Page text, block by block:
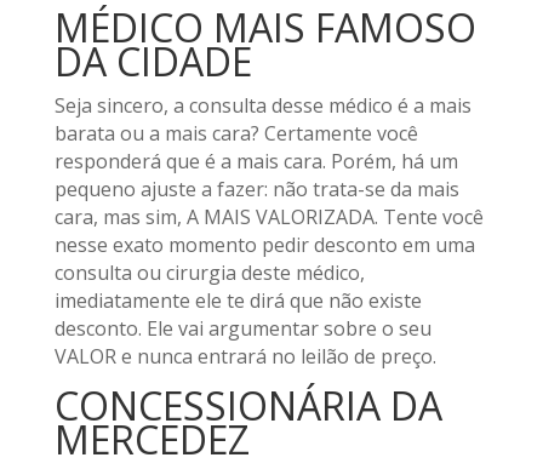
MÉDICO MAIS FAMOSO
DA CIDADE
Seja sincero, a consulta desse médico é a mais
barata ou a mais cara? Certamente você
responderá que é a mais cara. Porém, há um
pequeno ajuste a fazer: não trata-se da mais
cara, mas sim, A MAIS VALORIZADA. Tente você
nesse exato momento pedir desconto em uma
consulta ou cirurgia deste médico,
imediatamente ele te dirá que não existe
desconto. Ele vai argumentar sobre o seu
VALOR e nunca entrará no leilão de preço.
CONCESSIONÁRIA DA
MERCEDEZ